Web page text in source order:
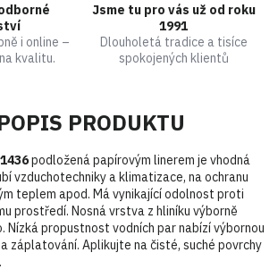
i online –
kvalitu.
Jsme tu pro vás už od roku
1991
Dlouholetá tradice a tisíce
spokojených klientů
PRODUKTU
podložená papírovým linerem je vhodná
vzduchotechniky a klimatizace, na ochranu
teplem apod. Má vynikající odolnost proti
prostředí. Nosná vrstva z hliníku výborně
propustnost vodních par nabízí výbornou
záplatování. Aplikujte na čisté, suché povrchy